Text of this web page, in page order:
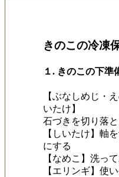
きのこの冷凍
１. きのこの下準
【ぶなしめじ・
いたけ】
石づきを切り落
【しいたけ】軸
にする
【なめこ】洗っ
【エリンギ】使